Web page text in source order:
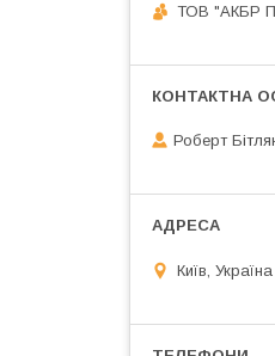
ТОВ "АКБР
Роберт
Київ, Україна